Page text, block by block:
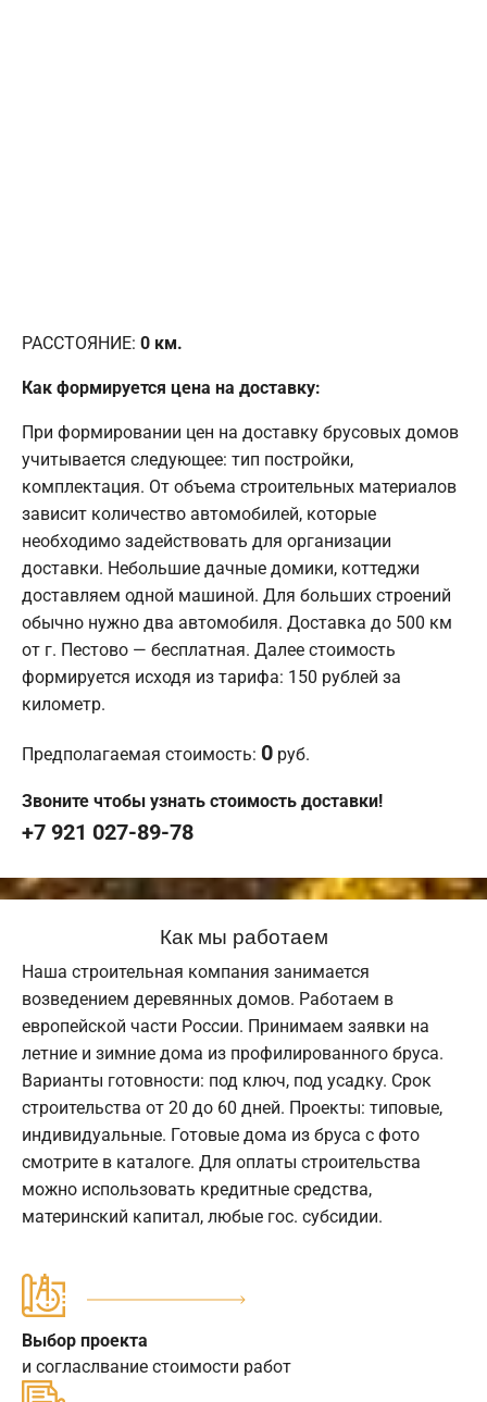
РАССТОЯНИЕ: 0 км.
Как формируется цена на доставку:
При формировании цен на доставку брусовых домов
учитывается следующее: тип постройки,
комплектация. От объема строительных материалов
зависит количество автомобилей, которые
необходимо задействовать для организации
доставки. Небольшие дачные домики, коттеджи
доставляем одной машиной. Для больших строений
обычно нужно два автомобиля. Доставка до 500 км
от г. Пестово — бесплатная. Далее стоимость
формируется исходя из тарифа: 150 рублей за
километр.
Предполагаемая стоимость: 0 руб.
Звоните чтобы узнать стоимость доставки!
+7 921 027-89-78
Как мы работаем
Наша строительная компания занимается
возведением деревянных домов. Работаем в
европейской части России. Принимаем заявки на
летние и зимние дома из профилированного бруса.
Варианты готовности: под ключ, под усадку. Срок
строительства от 20 до 60 дней. Проекты: типовые,
индивидуальные. Готовые дома из бруса с фото
смотрите в каталоге. Для оплаты строительства
можно использовать кредитные средства,
материнский капитал, любые гос. субсидии.
Выбор проекта
и согласлвание стоимости работ